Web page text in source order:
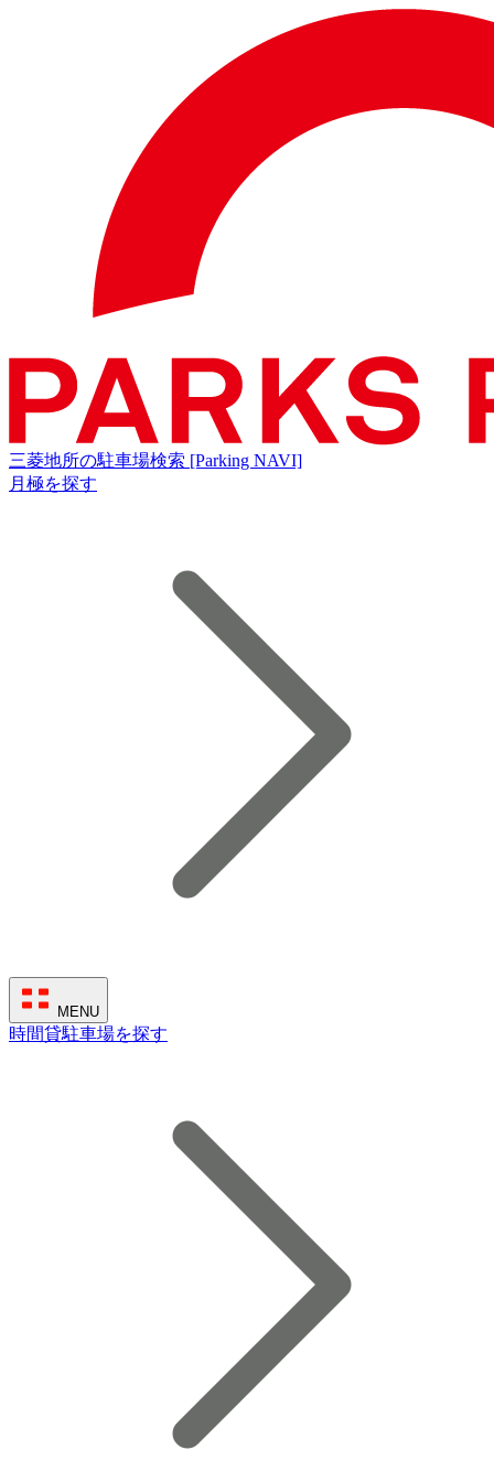
三菱地所の駐車場検索 [Parking NAVI]
月極を探す
MENU
時間貸駐車場を探す